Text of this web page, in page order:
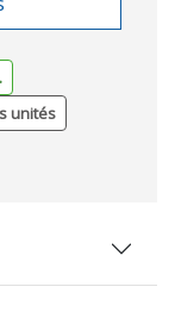
unités